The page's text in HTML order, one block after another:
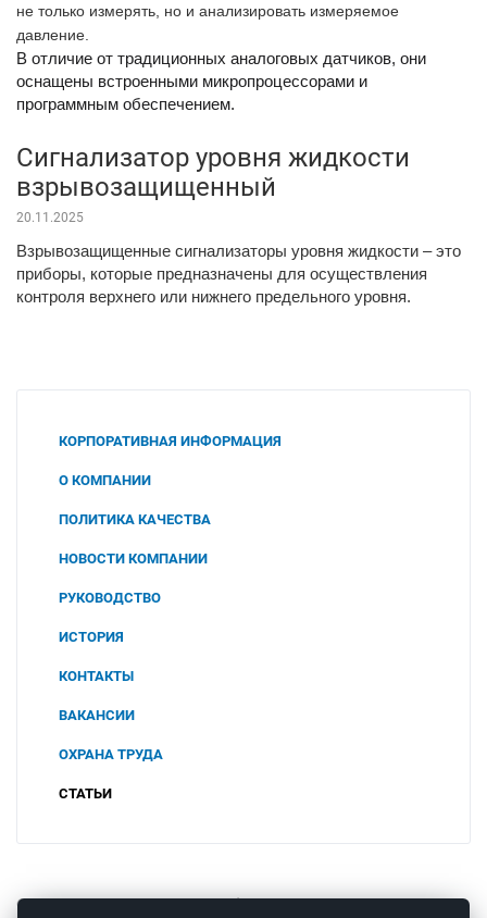
не только измерять, но и анализировать измеряемое
давление.
В отличие от традиционных аналоговых датчиков, они
оснащены встроенными микропроцессорами и
программным обеспечением.
Сигнализатор уровня жидкости
взрывозащищенный
20.11.2025
Взрывозащищенные сигнализаторы уровня жидкости – это
приборы, которые предназначены для осуществления
контроля верхнего или нижнего предельного уровня.
КОРПОРАТИВНАЯ ИНФОРМАЦИЯ
О КОМПАНИИ
ПОЛИТИКА КАЧЕСТВА
НОВОСТИ КОМПАНИИ
РУКОВОДСТВО
ИСТОРИЯ
КОНТАКТЫ
ВАКАНСИИ
ОХРАНА ТРУДА
2024
ПРОМЫШЛЕННОЙ БЕЗОПАСНОСТИ
СТАТЬИ
© 2008 – 2026 ООО «Теплоприбор-Сенсор»